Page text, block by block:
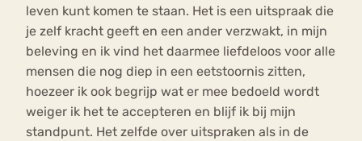
leven kunt komen te staan. Het is een uitspraak die
je zelf kracht geeft en een ander verzwakt, in mijn
beleving en ik vind het daarmee liefdeloos voor alle
mensen die nog diep in een eetstoornis zitten,
hoezeer ik ook begrijp wat er mee bedoeld wordt
weiger ik het te accepteren en blijf ik bij mijn
standpunt. Het zelfde over uitspraken als in de